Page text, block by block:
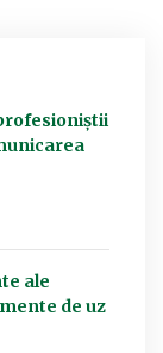
ale
de uz